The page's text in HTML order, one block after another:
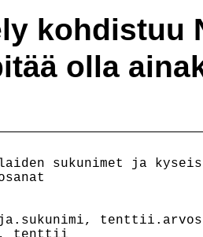
kohdistuu
olla
sukunimet ja